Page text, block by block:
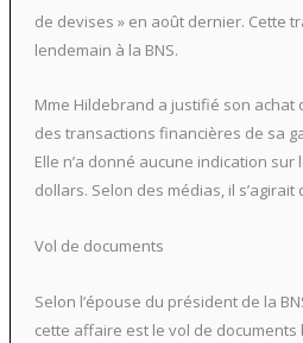
de devises » en août dernier. Cette
lendemain à la BNS.
Mme Hildebrand a justifié son achat
des transactions financières de sa
Elle n’a donné aucune indication sur
dollars. Selon des médias, il s’agirait
Vol de documents
Selon l’épouse du président de la
cette affaire est le vol de